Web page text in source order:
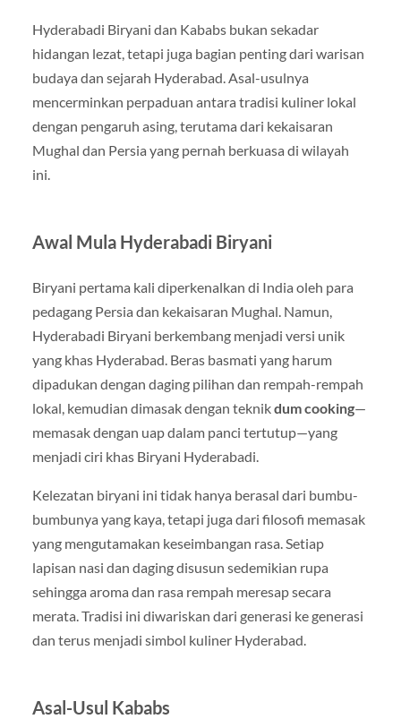
Hyderabadi Biryani dan Kababs bukan sekadar
hidangan lezat, tetapi juga bagian penting dari warisan
budaya dan sejarah Hyderabad. Asal-usulnya
mencerminkan perpaduan antara tradisi kuliner lokal
dengan pengaruh asing, terutama dari kekaisaran
Mughal dan Persia yang pernah berkuasa di wilayah
ini.
Awal Mula Hyderabadi Biryani
Biryani pertama kali diperkenalkan di India oleh para
pedagang Persia dan kekaisaran Mughal. Namun,
Hyderabadi Biryani berkembang menjadi versi unik
yang khas Hyderabad. Beras basmati yang harum
dipadukan dengan daging pilihan dan rempah-rempah
lokal, kemudian dimasak dengan teknikdum cooking—
memasak dengan uap dalam panci tertutup—yang
menjadi ciri khas Biryani Hyderabadi.
Kelezatan biryani ini tidak hanya berasal dari bumbu-
bumbunya yang kaya, tetapi juga dari filosofi memasak
yang mengutamakan keseimbangan rasa. Setiap
lapisan nasi dan daging disusun sedemikian rupa
sehingga aroma dan rasa rempah meresap secara
merata. Tradisi ini diwariskan dari generasi ke generasi
dan terus menjadi simbol kuliner Hyderabad.
Asal-Usul Kababs